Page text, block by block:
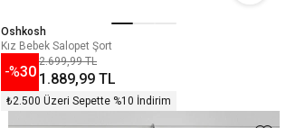
Oshkosh
Kız Bebek Salopet Şort
-%30
2.699,99 TL
1.889,99 TL
₺2.500 Üzeri Sepette %10 İndirim